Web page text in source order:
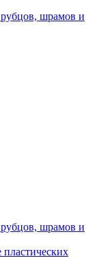
шрамов и
шрамов и
пластических